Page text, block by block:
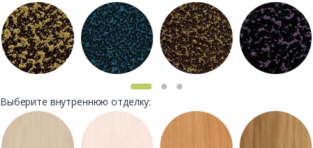
Выберите внутреннюю отделку: